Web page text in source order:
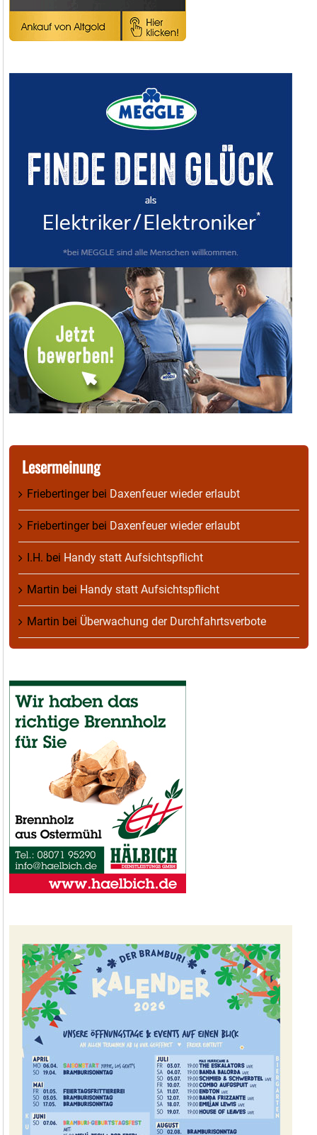
Lesermeinung
Friebertingerbei Daxenfeuer wieder erlaubt
Friebertingerbei Daxenfeuer wieder erlaubt
I.H. bei Handy statt Aufsichtspflicht
Martin bei Handy statt Aufsichtspflicht
Martin bei Überwachung der Durchfahrtsverbote